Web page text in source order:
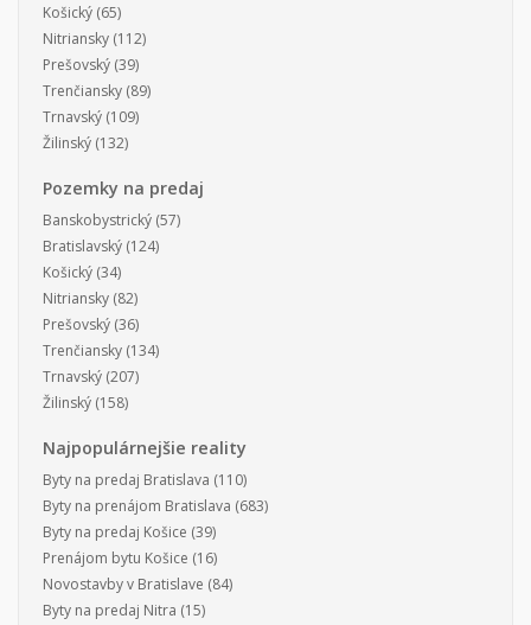
Košický (65)
Nitriansky (112)
Prešovský (39)
Trenčiansky (89)
Trnavský (109)
Žilinský (132)
Pozemky na predaj
Banskobystrický (57)
Bratislavský (124)
Košický (34)
Nitriansky (82)
Prešovský (36)
Trenčiansky (134)
Trnavský (207)
Žilinský (158)
Najpopulárnejšie reality
Byty na predaj Bratislava (110)
Byty na prenájom Bratislava (683)
Byty na predaj Košice (39)
Prenájom bytu Košice (16)
Novostavby v Bratislave (84)
Byty na predaj Nitra (15)